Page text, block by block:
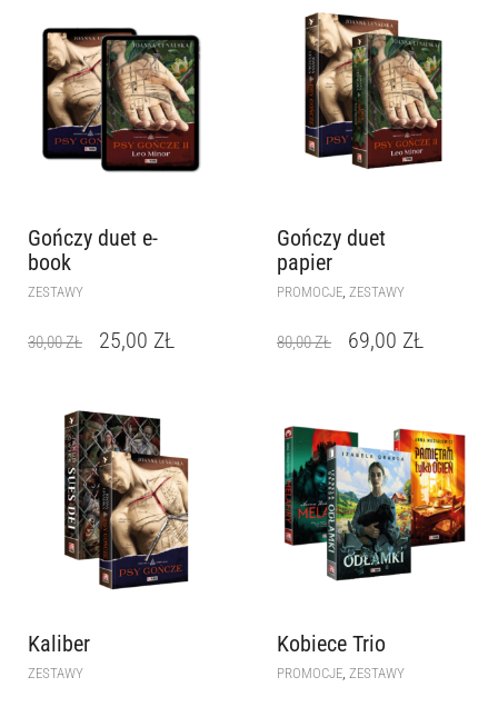
Gończy duet e-
book
ZESTAWY
30,00ZŁ 25,00 ZŁ
Gończy duet
papier
PROMOCJE ZESTAWY
80,00ZŁ 69,00 ZŁ
Kaliber
ZESTAWY
Kobiece Trio
PROMOCJE ZESTAWY